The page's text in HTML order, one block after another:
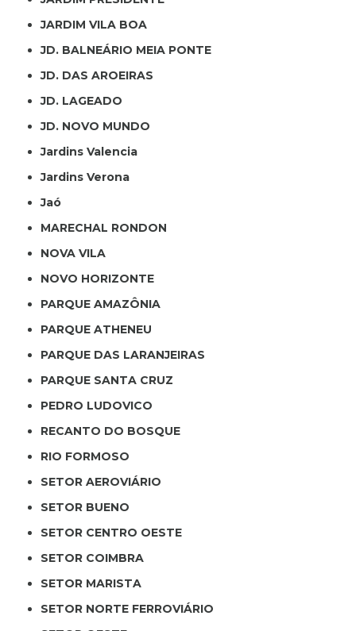
JARDIM VILA BOA
JD. BALNEÁRIO MEIA PONTE
JD. DAS AROEIRAS
JD. LAGEADO
JD. NOVO MUNDO
Jardins Valencia
Jardins Verona
Jaó
MARECHAL RONDON
NOVA VILA
NOVO HORIZONTE
PARQUE AMAZÔNIA
PARQUE ATHENEU
PARQUE DAS LARANJEIRAS
PARQUE SANTA CRUZ
PEDRO LUDOVICO
RECANTO DO BOSQUE
RIO FORMOSO
SETOR AEROVIÁRIO
SETOR BUENO
SETOR CENTRO OESTE
SETOR COIMBRA
SETOR MARISTA
SETOR NORTE FERROVIÁRIO